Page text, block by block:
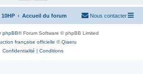
Accueil du forum Nous contacter
phpBB® Forum Software © phpBB Limited
française officielle ©Qiaeru
Confidentialité | Conditions